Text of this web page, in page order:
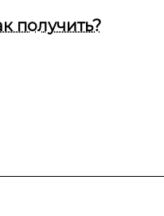
получить?